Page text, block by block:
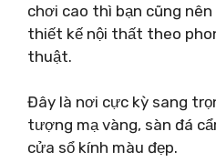
chơi cao thì bạn cũng
thiết kế nội thất theo
thuật.
Đây là nơi cực kỳ sang
tượng mạ vàng, sàn đá
cửa sổ kính màu đẹp.